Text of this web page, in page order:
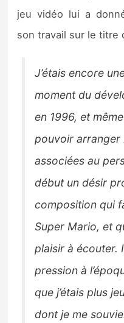
Bons plans
jeu vidéo lui a
son travail sur le titre
J’étais encore
moment du
en 1996, et
pouvoir arranger
associées au
début un désir
composition qui
Super Mario, et
plaisir à écouter.
pression à
que j’étais plus
dont je me